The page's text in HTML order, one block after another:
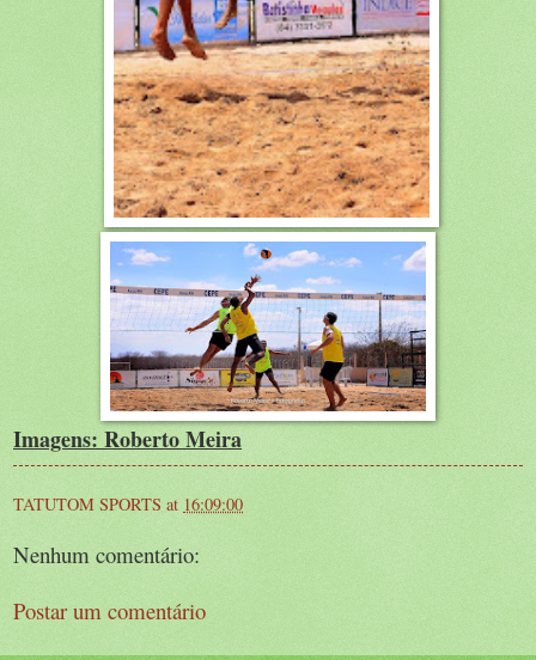
Imagens: Roberto Meira
TATUTOM SPORTS at 16:09:00
Nenhum comentário:
Postar um comentário